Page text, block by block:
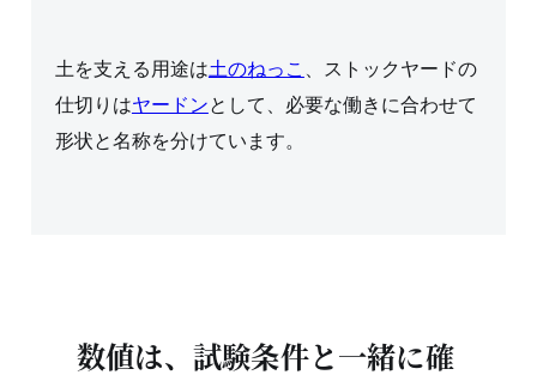
土を支える用途は土のねっこ 、ストックヤードの
仕切りはヤードンとして、必要な働きに合わせて
形状と名称を分けています。
数値は、試験条件と一緒に確